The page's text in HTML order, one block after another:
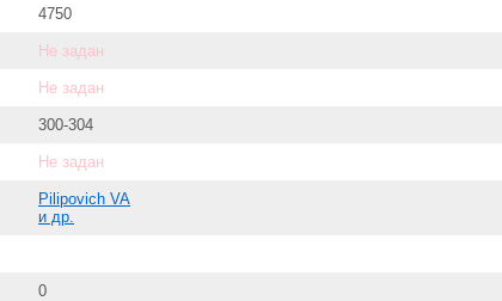
4750
Не задан
Не задан
300-304
Не задан
Pilipovich VA
и др.
0